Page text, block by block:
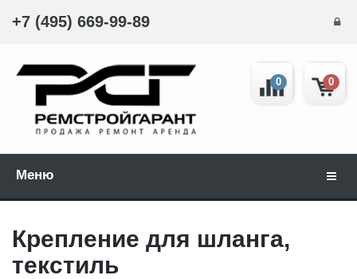
+7 (495) 669-99-89
0
0
Меню
Крепление для шланга,
текстиль